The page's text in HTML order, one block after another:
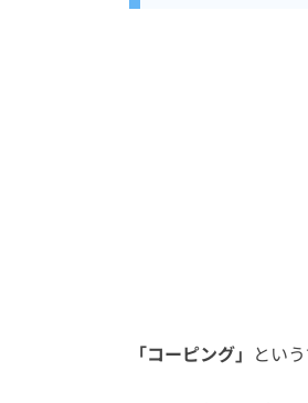
「コーピング」 とい